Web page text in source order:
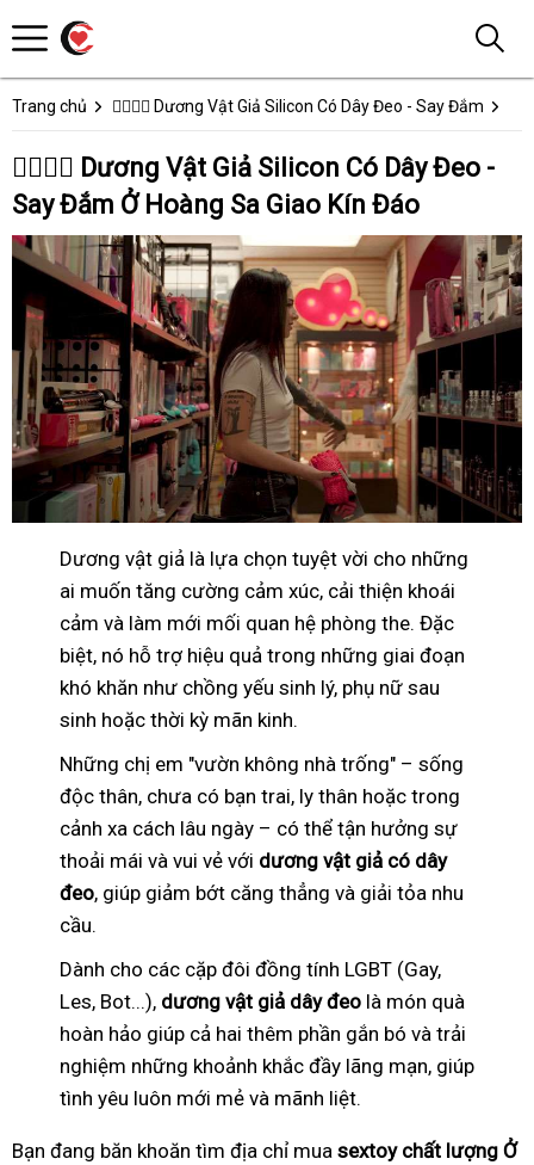
Trang chủ 👩‍❤️‍💋‍👨 Dương Vật Giả Silicon Có Dây Đeo - Say Đắm
👩‍❤️‍💋‍👨 Dương Vật Giả Silicon Có Dây Đeo -
Say Đắm Ở Hoàng Sa Giao Kín Đáo
Dương vật giả là lựa chọn tuyệt vời cho những
ai muốn tăng cường cảm xúc, cải thiện khoái
cảm và làm mới mối quan hệ phòng the. Đặc
biệt, nó hỗ trợ hiệu quả trong những giai đoạn
khó khăn như chồng yếu sinh lý, phụ nữ sau
sinh hoặc thời kỳ mãn kinh.
Những chị em "vườn không nhà trống" – sống
độc thân, chưa có bạn trai, ly thân hoặc trong
cảnh xa cách lâu ngày – có thể tận hưởng sự
thoải mái và vui vẻ với dương vật giả có dây
đeo, giúp giảm bớt căng thẳng và giải tỏa nhu
cầu.
Dành cho các cặp đôi đồng tính LGBT (Gay,
Les, Bot...), dương vật giả dây đeo là món quà
hoàn hảo giúp cả hai thêm phần gắn bó và trải
nghiệm những khoảnh khắc đầy lãng mạn, giúp
tình yêu luôn mới mẻ và mãnh liệt.
Bạn đang băn khoăn tìm địa chỉ mua sextoy chất lượng Ở